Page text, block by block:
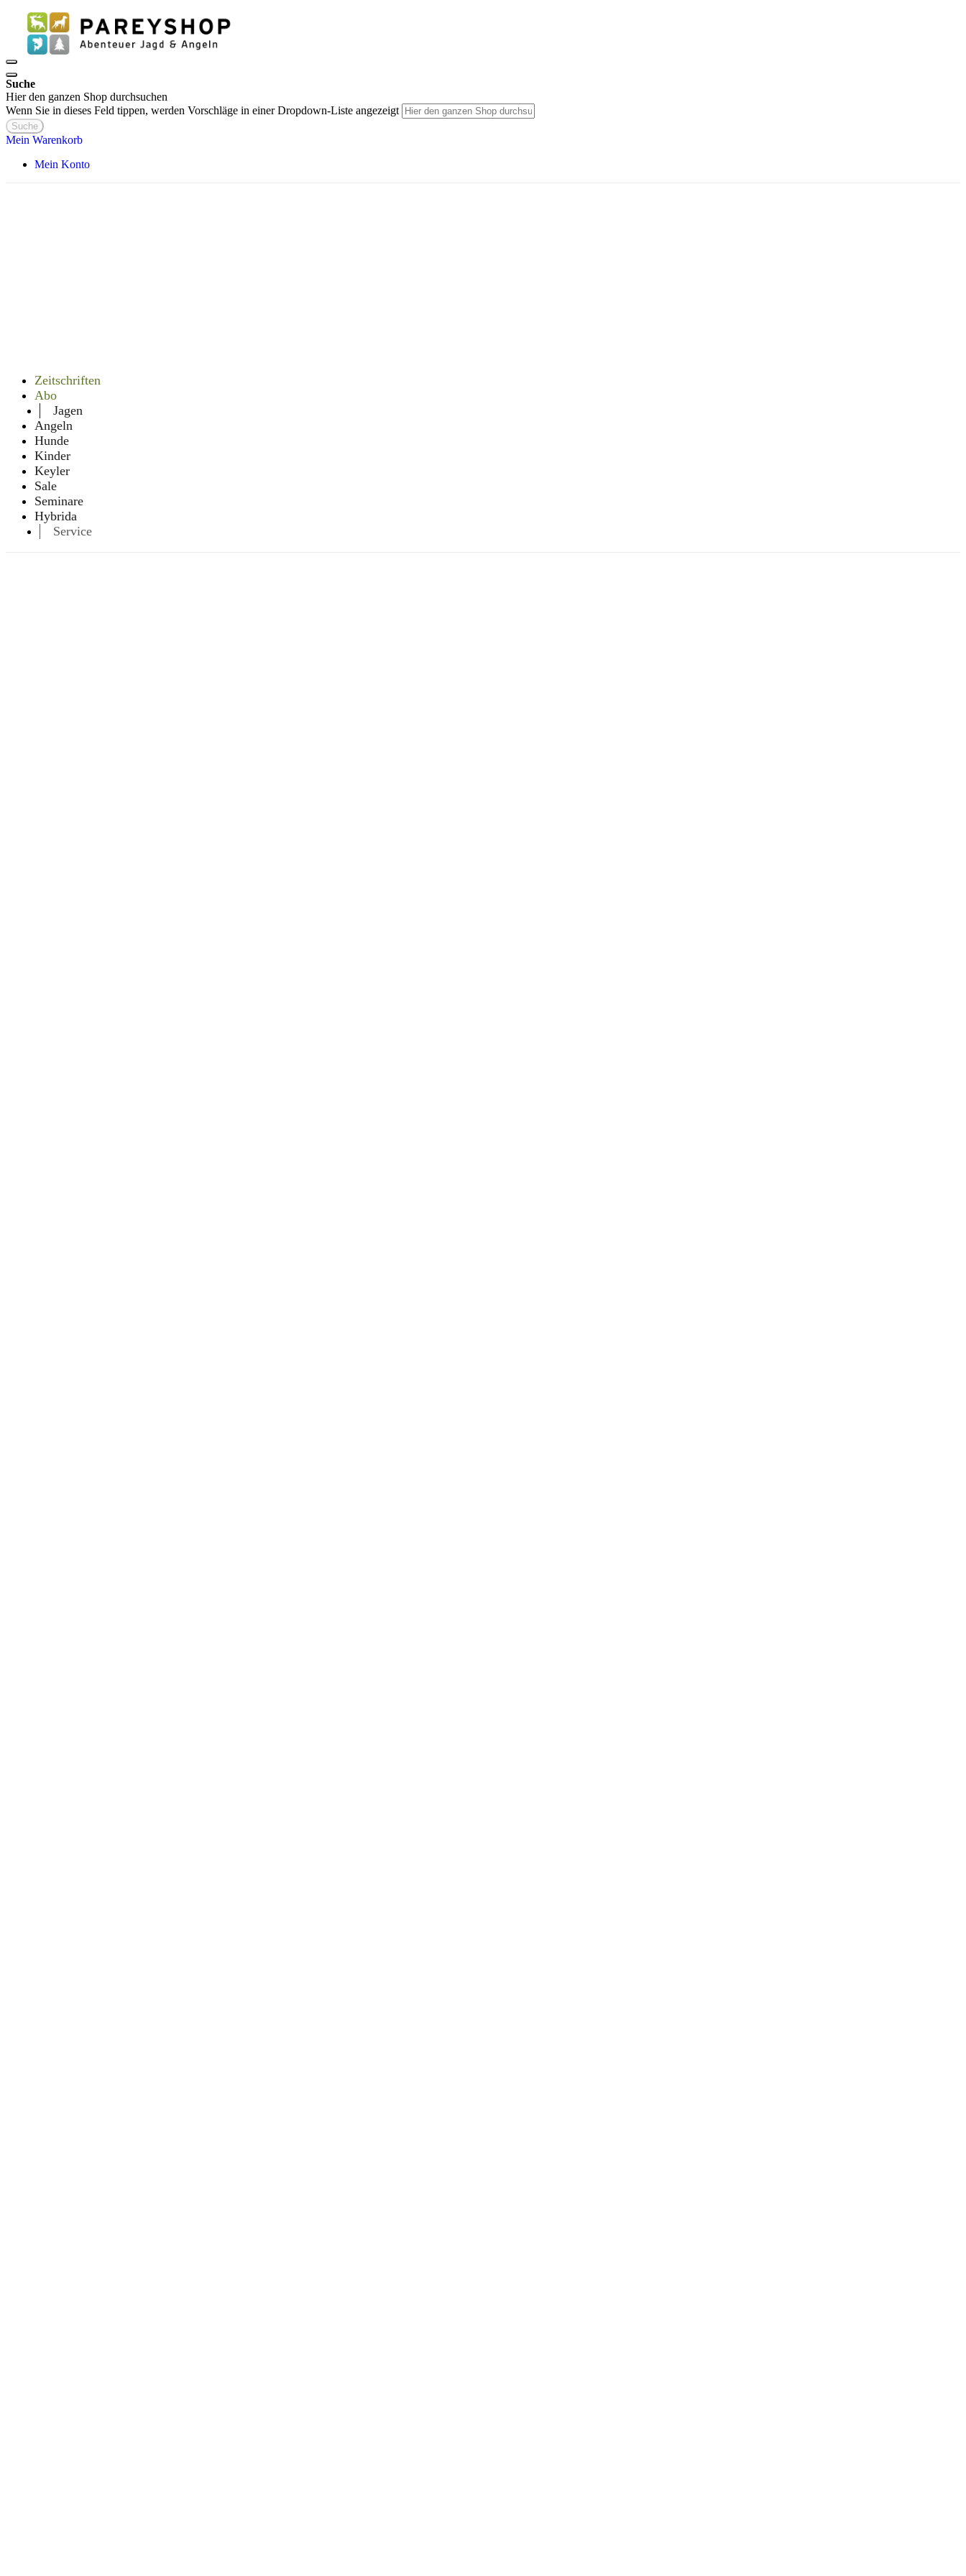
Suche
Hier den ganzen Shop durchsuchen
Wenn Sie in dieses Feld tippen, werden Vorschläge in einer Dropdown-Liste angezeigt
Suche
Mein Warenkorb
Mein Konto
Zeitschriften
Abo
Jagen
Angeln
Hunde
Kinder
Keyler
Sale
Seminare
Hybrida
Service